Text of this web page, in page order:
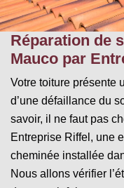
Réparation de
Mauco par
Votre toiture présente
d’une défaillance du
savoir, il ne faut pas
Entreprise Riffel, une
cheminée installée
Nous allons vérifier